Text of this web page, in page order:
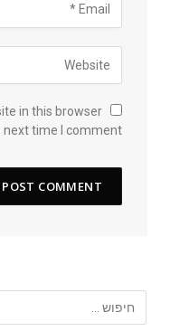
in this browser
time I comment.